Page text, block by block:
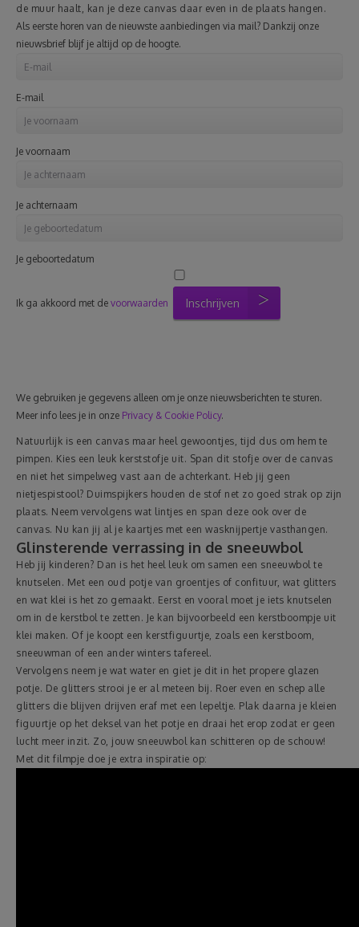
de muur haalt, kan je deze canvas daar even in de plaats hangen.
Als eerste horen van de nieuwste aanbiedingen via mail? Dankzij onze
nieuwsbrief blijf je altijd op de hoogte.
E-mail
Je voornaam
Je achternaam
Je geboortedatum
Ik ga akkoord met de voorwaarden Inschrijven
We gebruiken je gegevens alleen om je onze nieuwsberichten te sturen.
Meer info lees je in onze Privacy & Cookie Policy.
Natuurlijk is een canvas maar heel gewoontjes, tijd dus om hem te
pimpen. Kies een leuk kerststofje uit. Span dit stofje over de canvas
en niet het simpelweg vast aan de achterkant. Heb jij geen
nietjespistool? Duimspijkers houden de stof net zo goed strak op zijn
plaats. Neem vervolgens wat lintjes en span deze ook over de
canvas. Nu kan jij al je kaartjes met een wasknijpertje vasthangen.
Glinsterende verrassing in de sneeuwbol
Heb jij kinderen? Dan is het heel leuk om samen een sneeuwbol te
knutselen. Met een oud potje van groentjes of confituur, wat glitters
en wat klei is het zo gemaakt. Eerst en vooral moet je iets knutselen
om in de kerstbol te zetten. Je kan bijvoorbeeld een kerstboompje uit
klei maken. Of je koopt een kerstfiguurtje, zoals een kerstboom,
sneeuwman of een ander winters tafereel.
Vervolgens neem je wat water en giet je dit in het propere glazen
potje. De glitters strooi je er al meteen bij. Roer even en schep alle
glitters die blijven drijven eraf met een lepeltje. Plak daarna je kleien
figuurtje op het deksel van het potje en draai het erop zodat er geen
lucht meer inzit. Zo, jouw sneeuwbol kan schitteren op de schouw!
Met dit filmpje doe je extra inspiratie op: